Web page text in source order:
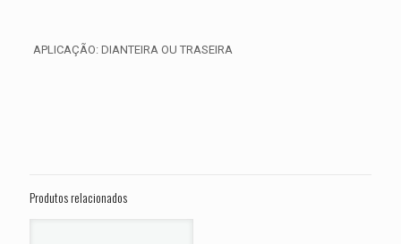
APLICAÇÃO: DIANTEIRA OU TRASEIRA
ANO 2011 2012 2013 2014 2015 2016”
Produtos relacionados